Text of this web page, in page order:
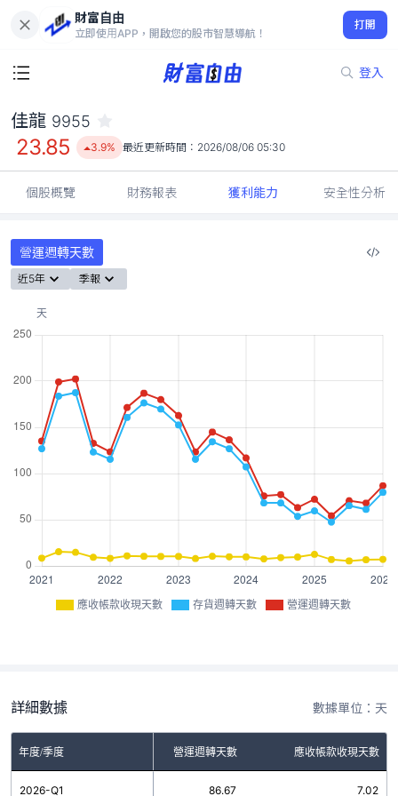
財富自由
立即使用APP，開啟您的股市智慧導航！
打開
登入
23.85
3.9%
佳龍 9955
23.85 3.9% 最近更新時間： 2026/08/06 05:30
個股概覽 財務報表 獲利能力 安全性分析
營運週轉天數
近5年 季報
應收帳款收現天數 存貨週轉天數 營運週轉天數
詳細數據 數據單位：天
年度/季度
存貨週轉天數 營運週轉天數 應收帳款收現天數
2026-Q1 86.67 7.02